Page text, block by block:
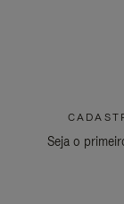
Seja o